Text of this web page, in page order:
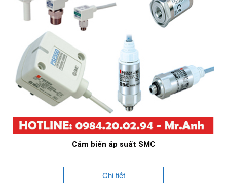
Cảm biến áp suất SMC
Chi tiết